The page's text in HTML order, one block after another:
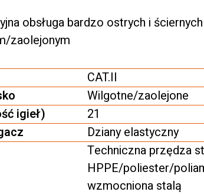
obsługa bardzo ostrych i
zaolejonym
CAT.II
Wilgotne/zaolejone
igieł)
21
Dziany elastyczny
Techniczna przędza
HPPE/poliester/
wzmocniona stalą